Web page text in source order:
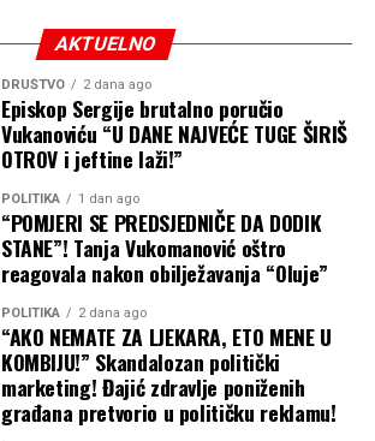
AKTUELNO
DRUŠTVO 2 dana ago
Episkop Sergije brutalno poručio
Vukanoviću “U DANE NAJVEĆE TUGE ŠIRIŠ
OTROV i jeftine laži!”
POLITIKA 1 dan ago
“POMJERI SE PREDSJEDNIČE DA DODIK
STANE”! Tanja Vukomanović oštro
reagovala nakon obilježavanja “Oluje”
POLITIKA 2 dana ago
“AKO NEMATE ZA LJEKARA, ETO MENE U
KOMBIJU!” Skandalozan politički
marketing! Đajić zdravlje poniženih
građana pretvorio u političku reklamu!